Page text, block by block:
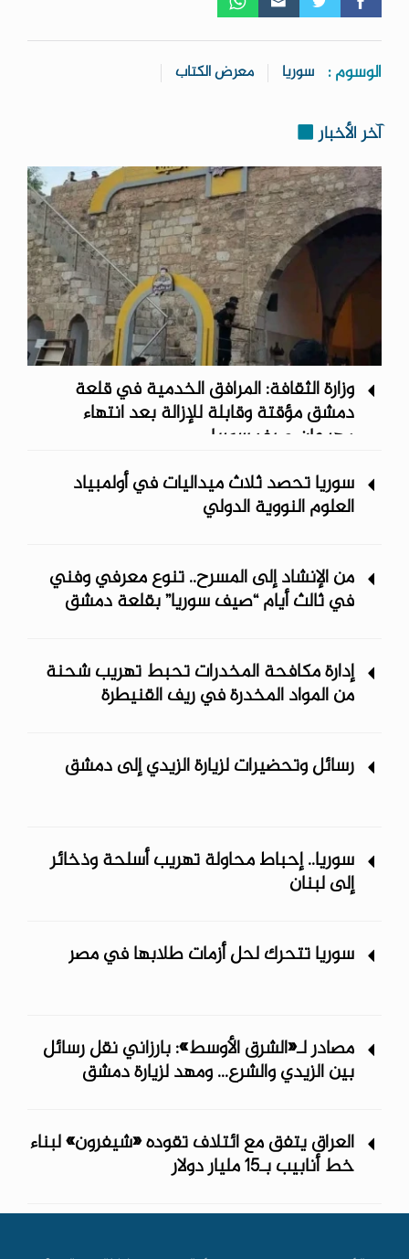
الوسوم : سوريا معرض الكتاب
آخر الأخبار
وزارة الثقافة: المرافق الخدمية في قلعة
دمشق مؤقتة وقابلة للإزالة بعد انتهاء
مهرجان صيف سوريا
سوريا تحصد ثلاث ميداليات في أولمبياد
العلوم النووية الدولي
من الإنشاد إلى المسرح.. تنوع معرفي وفني
في ثالث أيام “صيف سوريا” ‏بقلعة دمشق
إدارة مكافحة المخدرات تحبط تهريب شحنة
من المواد المخدرة في ريف ‏القنيطرة
رسائل وتحضيرات لزيارة الزيدي إلى دمشق
سوريا.. إحباط محاولة تهريب أسلحة وذخائر
إلى لبنان
سوريا تتحرك لحل أزمات طلابها في مصر
مصادر لـ«الشرق الأوسط»: بارزاني نقل رسائل
بين الزيدي والشرع... ومهد لزيارة دمشق
العراق يتفق مع ائتلاف تقوده «شيفرون» لبناء
خط أنابيب بـ15 مليار دولار